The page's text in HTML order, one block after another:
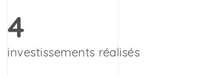
4
investissements réalisés